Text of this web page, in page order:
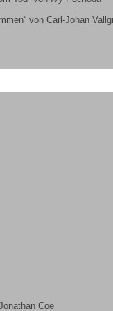
von Carl-Johan
Coe